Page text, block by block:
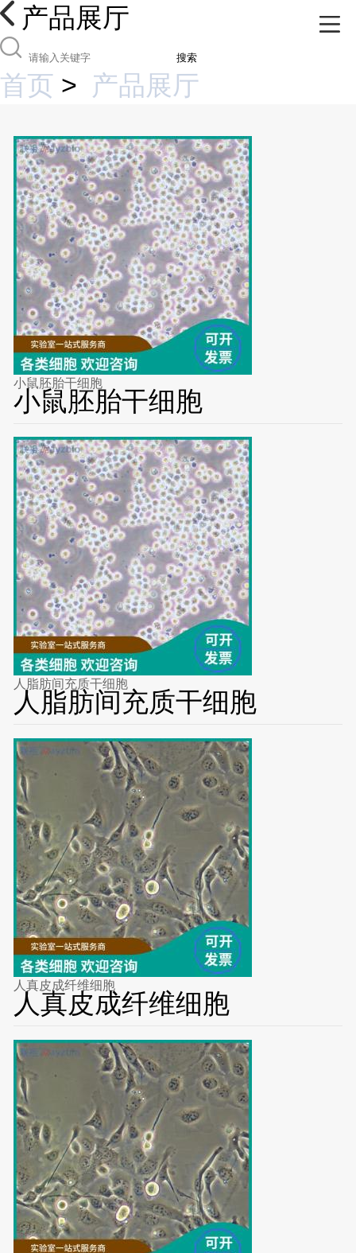
产品展厅
搜索
首页 > 产品展厅
小鼠胚胎干细胞
小鼠胚胎干细胞
人脂肪间充质干细胞
人脂肪间充质干细胞
人真皮成纤维细胞
人真皮成纤维细胞